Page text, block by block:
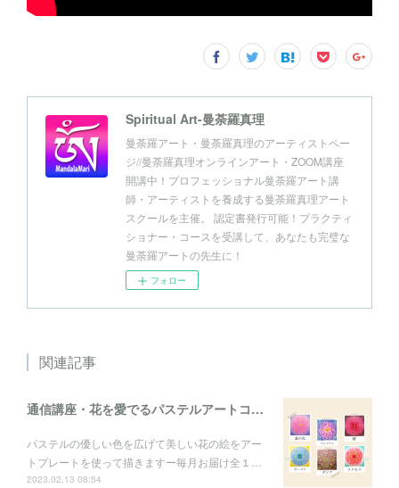
Spiritual Art-曼荼羅真理
曼荼羅アート・曼荼羅真理のアーティストペー
ジ//曼荼羅真理オンラインアート・ZOOM講座
開講中！プロフェッショナル曼荼羅アート講
師・アーティストを養成する曼荼羅真理アート
スクールを主催。 認定書発行可能！プラクティ
ショナー・コースを受講して、あなたも完璧な
曼荼羅アートの先生に！
フォロー
関連記事
通信講座・花を愛でるパステルアートコレクション
パステルの優しい色を広げて美しい花の絵をアー
トプレートを使って描きますー毎月お届け全１…
2023.02.13 08:54